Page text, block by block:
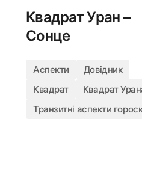
Квадрат Уран –
Сонце
Аспекти
Довідник
Квадрат
Квадрат
Транзитні аспекти